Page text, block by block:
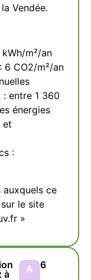
Vendée.
m²/an
6 CO2/m²/an
: entre 1 360
énergies
et
:
auxquels ce
le site
»
à
A 6